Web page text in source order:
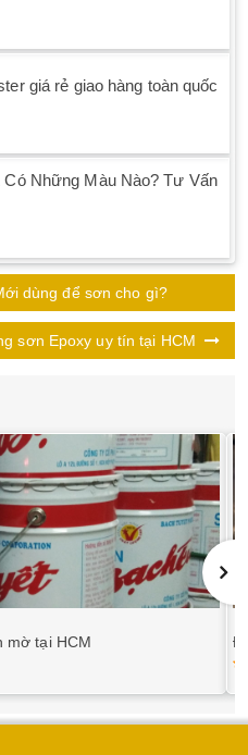
giá rẻ giao hàng toàn quốc
Có Những Màu Nào? Tư Vấn
dùng để sơn cho gì?
sơn Epoxy uy tín tại HCM
mờ tại HCM